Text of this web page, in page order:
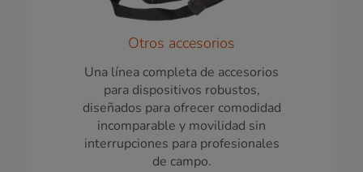
Otros accesorios
Una línea completa de accesorios
para dispositivos robustos,
diseñados para ofrecer comodidad
incomparable y movilidad sin
interrupciones para profesionales
de campo.